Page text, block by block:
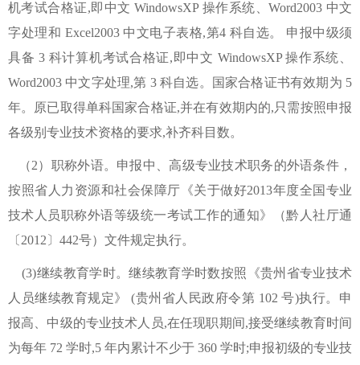
机考试合格证,即中文 WindowsXP 操作系统、Word2003 中文
字处理和 Excel2003 中文电子表格,第4 科自选。 申报中级须
具备 3 科计算机考试合格证,即中文 WindowsXP 操作系统、
Word2003 中文字处理,第 3 科自选。国家合格证书有效期为 5
年。原已取得单科国家合格证,并在有效期内的,只需按照申报
各级别专业技术资格的要求,补齐科目数。
（2）职称外语。申报中、高级专业技术职务的外语条件，
按照省人力资源和社会保障厅《关于做好2013年度全国专业
技术人员职称外语等级统一考试工作的通知》（黔人社厅通
〔2012〕442号）文件规定执行。
(3)继续教育学时。继续教育学时数按照《贵州省专业技术
人员继续教育规定》 (贵州省人民政府令第 102 号)执行。申
报高、中级的专业技术人员,在任现职期间,接受继续教育时间
为每年 72 学时,5 年内累计不少于 360 学时;申报初级的专业技